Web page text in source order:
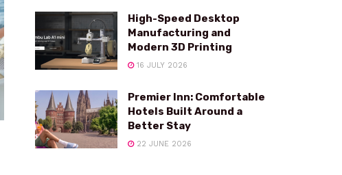
High-Speed Desktop
Manufacturing and
Modern 3D Printing
16 JULY 2026
Premier Inn: Comfortable
Hotels Built Around a
Better Stay
22 JUNE 2026